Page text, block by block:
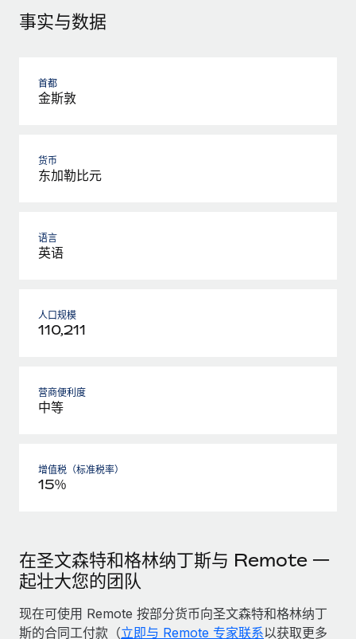
事实与数据
首都
金斯敦
货币
东加勒比元
语言
英语
人口规模
110,211
营商便利度
中等
增值税（标准税率）
15％
在圣文森特和格林纳丁斯与 Remote 一
起壮大您的团队
现在可使用 Remote 按部分货币向圣文森特和格林纳丁
斯的合同工付款（立即与 Remote 专家联系以获取更多